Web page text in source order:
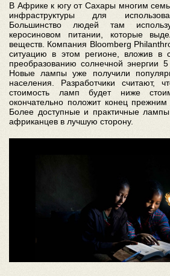
В Африке к югу от Сахары многим
инфраструктуры для
Большинство людей там
керосиновом питании, которые
веществ. Компания Bloomberg
ситуацию в этом регионе, вложив в
преобразованию солнечной энергии
Новые лампы уже получили
населения. Разработчики считают,
стоимость ламп будет ниже
окончательно положит конец
Более доступные и практичные
африканцев в лучшую сторону.